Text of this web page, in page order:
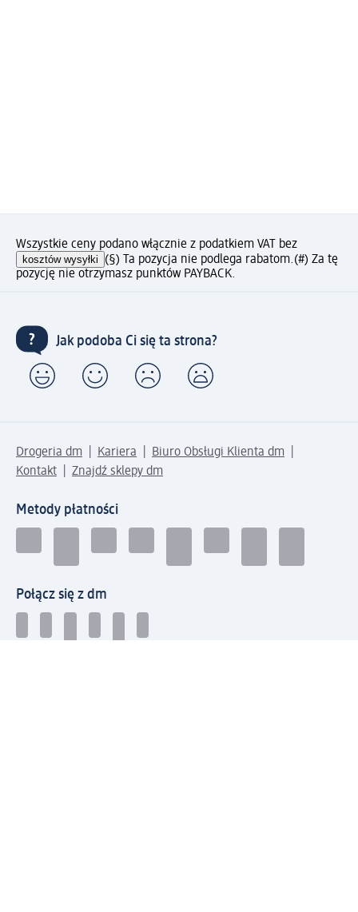
Wszystkie ceny podano włącznie z podatkiem VAT bez
kosztów wysyłki (§) Ta pozycja nie podlega rabatom.(#) Za tę
pozycję nie otrzymasz punktów PAYBACK.
Jak podoba Ci się ta strona?
Drogeria dm Kariera
Biuro Obsługi Klienta dm
Kontakt
Znajdź sklepy dm
Metody płatności
Połącz się z dm